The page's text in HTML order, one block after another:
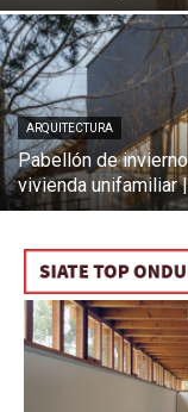
ARQUITECTURA
Pabellón de
vivienda unifamiliar